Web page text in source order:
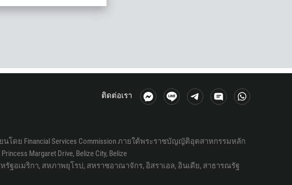
ติดต่อเรา
นโดย Financial Services Commission ภายใต้พระราชบัญญัติอุตสาหกรรมหลัก
Margaret Drive, Belize City, Belize
รัฐอเมริกา, สหภาพยุโรป, สหราชอาณาจักร, อิสราเอล, อินเดีย, สาธารณรัฐ